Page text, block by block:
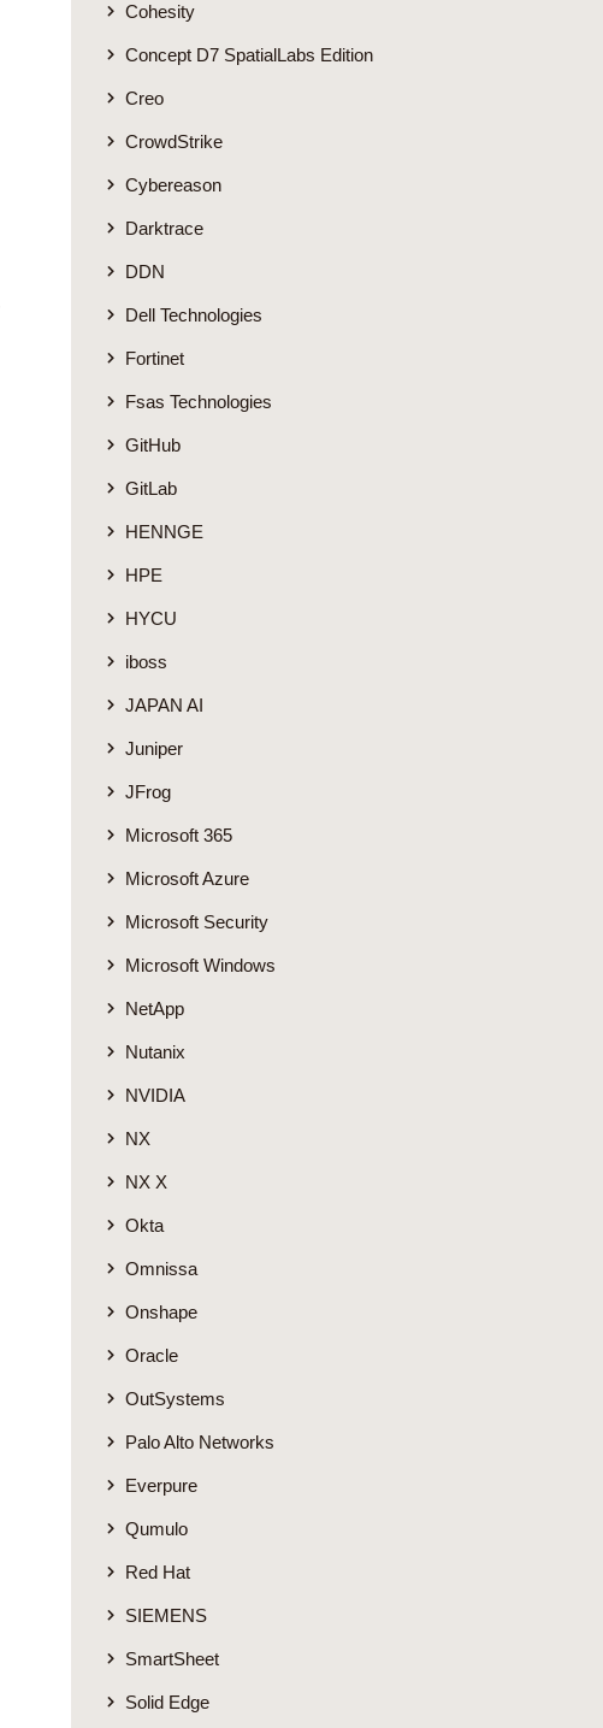
Cohesity
Concept D7 SpatialLabs Edition
Creo
CrowdStrike
Cybereason
Darktrace
DDN
Dell Technologies
Fortinet
Fsas Technologies
GitHub
GitLab
HENNGE
HPE
HYCU
iboss
JAPAN AI
Juniper
JFrog
Microsoft 365
Microsoft Azure
Microsoft Security
Microsoft Windows
NetApp
Nutanix
NVIDIA
NX
NX X
Okta
Omnissa
Onshape
Oracle
OutSystems
Palo Alto Networks
Everpure
Qumulo
Red Hat
SIEMENS
SmartSheet
Solid Edge